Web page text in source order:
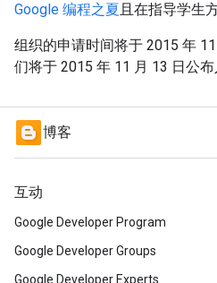
Google 编程之夏 且在指导学生
组织的申请时间将于 2015 年
们将于 2015 年 11 月 13 日公布
博客
互动
Google Developer Program
Google Developer Groups
Google Developer Experts